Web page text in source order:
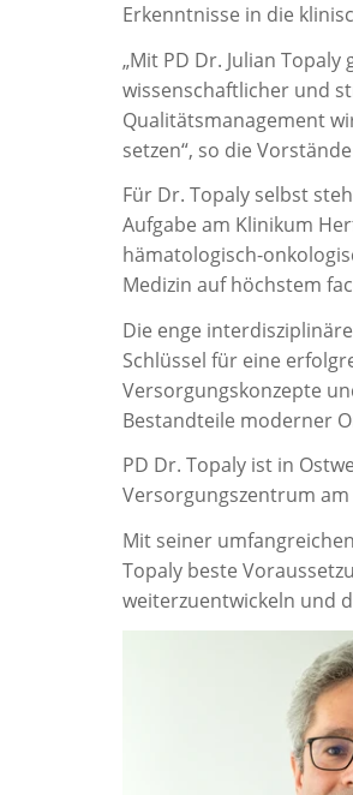
Erkenntnisse in die
„Mit PD Dr. Julian
wissenschaftlicher und
Qualitätsmanagement
setzen“, so die
Für Dr. Topaly selbst
Aufgabe am Klinikum
hämatologisch-
Medizin auf höchstem
Die enge
Schlüssel für eine
Versorgungskonzepte
Bestandteile moderner
PD Dr. Topaly ist in
Versorgungszentrum
Mit seiner
Topaly beste
weiterzuentwickeln und